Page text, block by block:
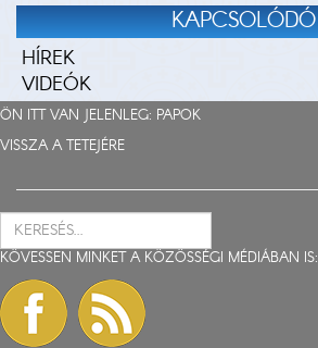
KAPCSOLÓDÓ
HÍREK
VIDEÓK
ÖN ITT VAN JELENLEG: PAPOK
VISSZA A TETEJÉRE
KÖVESSEN MINKET A KÖZÖSSÉGI MÉDIÁBAN IS: